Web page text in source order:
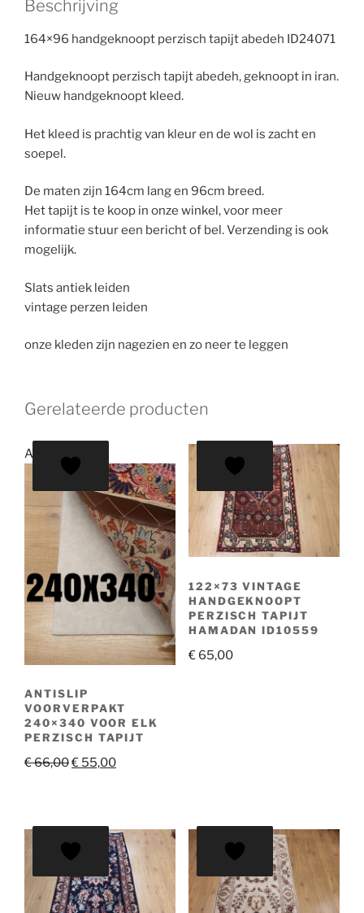
Beschrijving
164×96 handgeknoopt perzisch tapijt abedeh ID24071
Handgeknoopt perzisch tapijt abedeh, geknoopt in iran.
Nieuw handgeknoopt kleed.
Het kleed is prachtig van kleur en de wol is zacht en
soepel.
De maten zijn 164cm lang en 96cm breed.
Het tapijt is te koop in onze winkel, voor meer
informatie stuur een bericht of bel. Verzending is ook
mogelijk.
Slats antiek leiden
vintage perzen leiden
onze kleden zijn nagezien en zo neer te leggen
Gerelateerde producten
Aanbieding!
ANTISLIP
VOORVERPAKT
240×340 VOOR ELK
PERZISCH TAPIJT
€66,00Oorspronkelijke
€ 55,00Huidige
122×73 VINTAGE
HANDGEKNOOPT
PERZISCH TAPIJT
HAMADAN ID10559
€65,00